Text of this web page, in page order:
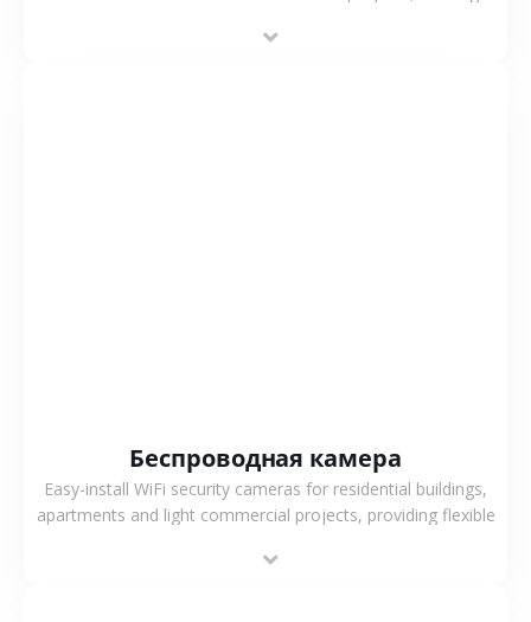
support.
Беспроводная камера
Easy-install WiFi security cameras for residential buildings,
apartments and light commercial projects, providing flexible